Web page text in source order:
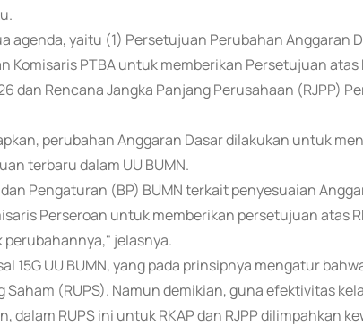
agenda, yaitu (1) Persetujuan Perubahan Anggaran
Komisaris PTBA untuk memberikan Persetujuan atas
dan Rencana Jangka Panjang Perusahaan (RJPP)
perubahan Anggaran Dasar dilakukan untuk
terbaru dalam UU BUMN.
Pengaturan (BP) BUMN terkait penyesuaian
Perseroan untuk memberikan persetujuan atas
perubahannya," jelasnya.
15G UU BUMN, yang pada prinsipnya mengatur
Saham (RUPS). Namun demikian, guna efektivitas
RUPS ini untuk RKAP dan RJPP dilimpahkan